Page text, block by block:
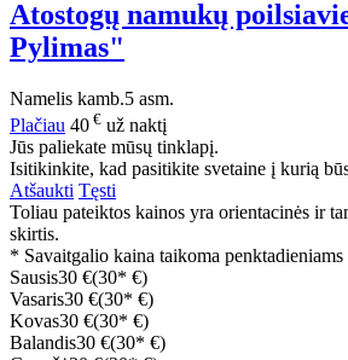
Atostogų namukų
Pylimas"
Namelis kamb.5 asm.
Plačiau 40 € už naktį
Jūs paliekate mūsų tinklapį.
Isitikinkite, kad pasitikite svetaine į kurią
Atšaukti Tęsti
Toliau pateiktos kainos yra orientacinės ir
skirtis.
* Savaitgalio kaina taikoma penktadieniams
Sausis30 €(30* €)
Vasaris30 €(30* €)
Kovas30 €(30* €)
Balandis30 €(30* €)